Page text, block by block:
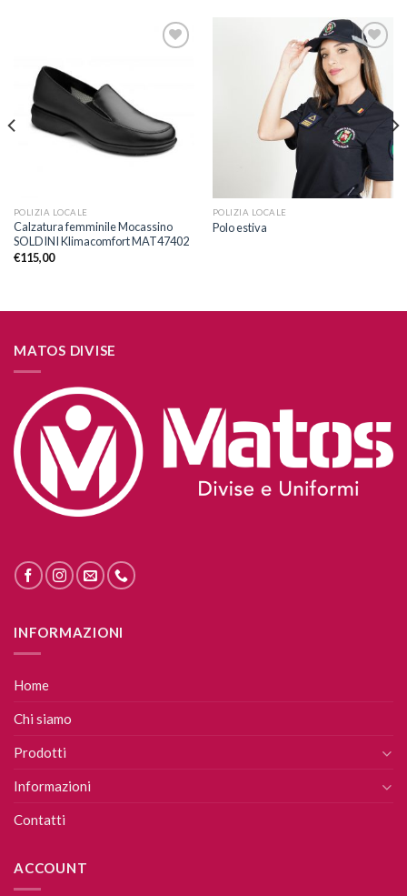
POLIZIA LOCALE
Calzatura femminile Mocassino
SOLDINI Klimacomfort MAT47402
€115,00
Aggiungi
alla lista
dei
desideri
POLIZIA LOCALE
Polo estiva
MATOS DIVISE
INFORMAZIONI
Home
Chi siamo
Prodotti
Informazioni
Contatti
ACCOUNT